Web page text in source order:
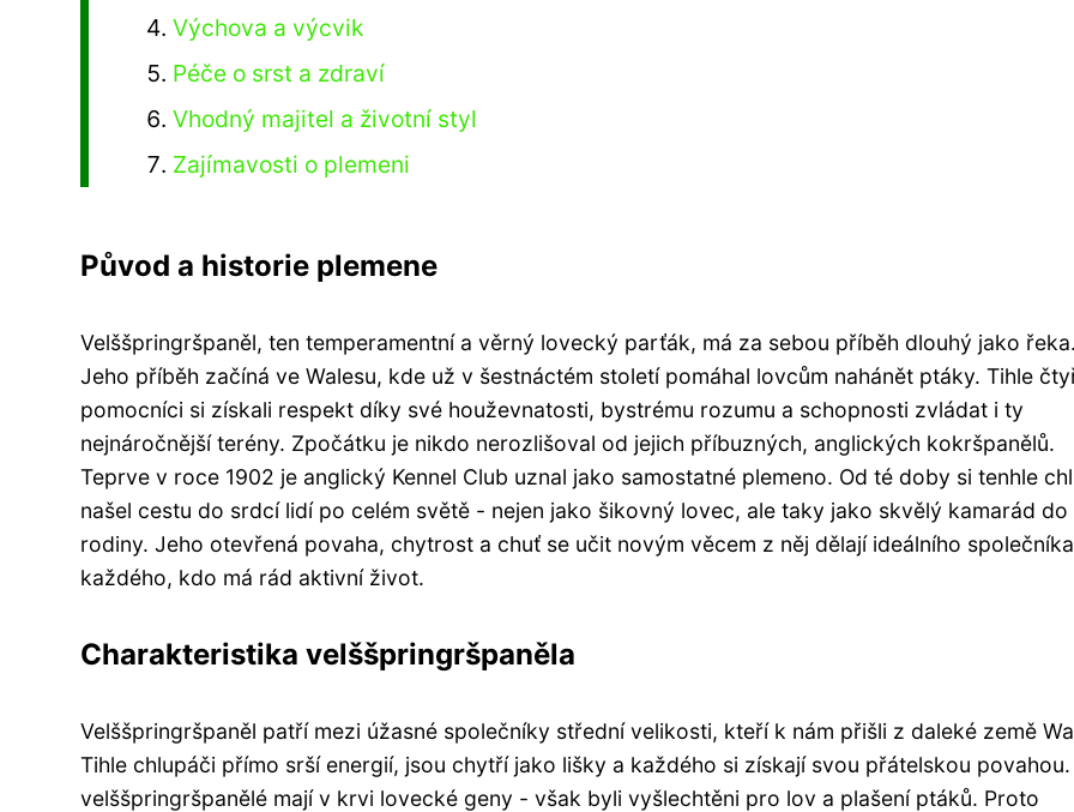
Výchova a výcvik
Péče o srst a zdraví
Vhodný majitel a životní styl
Zajímavosti o plemeni
Původ a historie plemene
Velššpringršpaněl, ten temperamentní a věrný lovecký parťák, má za sebou příběh dlouhý jako řeka.
Jeho příběh začíná ve Walesu, kde už v šestnáctém století pomáhal lovcům nahánět ptáky. Tihle
pomocníci si získali respekt díky své houževnatosti, bystrému rozumu a schopnosti zvládat i ty
nejnáročnější terény. Zpočátku je nikdo nerozlišoval od jejich příbuzných, anglických kokršpanělů.
Teprve v roce 1902 je anglický Kennel Club uznal jako samostatné plemeno. Od té doby si tenhle
našel cestu do srdcí lidí po celém světě - nejen jako šikovný lovec, ale taky jako skvělý kamarád do
rodiny. Jeho otevřená povaha, chytrost a chuť se učit novým věcem z něj dělají ideálního
každého, kdo má rád aktivní život.
Charakteristika velššpringršpaněla
Velššpringršpaněl patří mezi úžasné společníky střední velikosti, kteří k nám přišli z daleké země
Tihle chlupáči přímo srší energií, jsou chytří jako lišky a každého si získají svou přátelskou povahou.
velššpringršpanělé mají v krvi lovecké geny - však byli vyšlechtěni pro lov a plašení ptáků. Proto